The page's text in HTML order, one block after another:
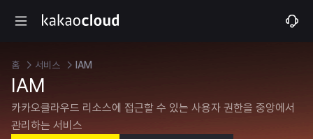
홈 서비스 IAM
IAM
카카오클라우드 리소스에 접근할 수 있는 사용자 권한을 중앙에서
관리하는 서비스